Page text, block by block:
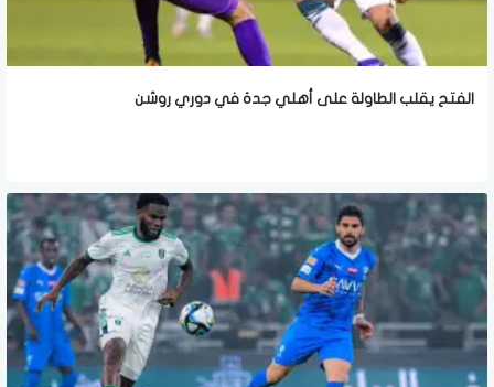
الفتح يقلب الطاولة على أهلي جدة في دوري روشن